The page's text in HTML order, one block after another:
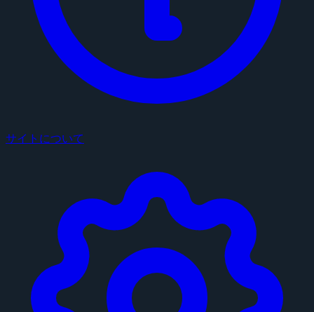
サイトについて